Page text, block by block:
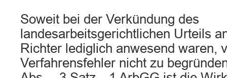
Soweit bei der Verkündung des
landesarbeitsgerichtlichen Urteils
Richter lediglich anwesend waren,
Verfahrensfehler nicht zu